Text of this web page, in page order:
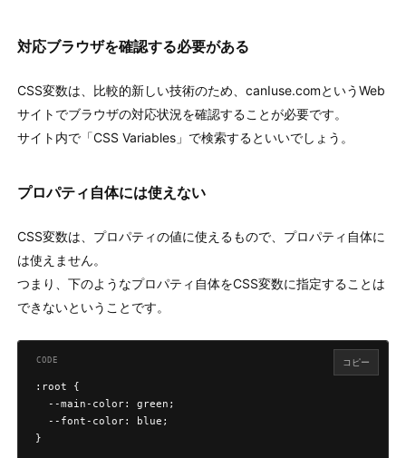
対応ブラウザを確認する必要がある
CSS変数は、比較的新しい技術のため、canIuse.comというWeb
サイトでブラウザの対応状況を確認することが必要です。
サイト内で「CSS Variables」で検索するといいでしょう。
プロパティ自体には使えない
CSS変数は、プロパティの値に使えるもので、プロパティ自体に
は使えません。
つまり、下のようなプロパティ自体をCSS変数に指定することは
できないということです。
:root {
  --main-color: green;
  --font-color: blue;
}
コピー